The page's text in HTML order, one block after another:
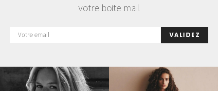
votre boite mail
VALIDEZ